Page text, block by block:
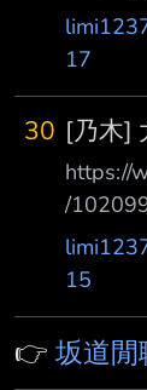
2026 in
24日 （
46將於
參閱官
LIVE
（六）
17
30 [乃木]
https://
/
ル舉行
Day1
深感抱
演
15
👉 坂道閒